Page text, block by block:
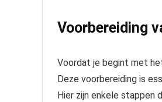
Voorbereiding
Voordat je begint met
Deze voorbereiding is
Hier zijn enkele stappen